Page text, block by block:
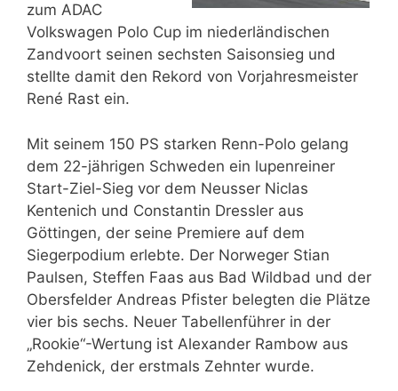
zum ADAC
Volkswagen Polo Cup im niederländischen
Zandvoort seinen sechsten Saisonsieg und
stellte damit den Rekord von Vorjahresmeister
René Rast ein.
Mit seinem 150 PS starken Renn-Polo gelang
dem 22-jährigen Schweden ein lupenreiner
Start-Ziel-Sieg vor dem Neusser Niclas
Kentenich und Constantin Dressler aus
Göttingen, der seine Premiere auf dem
Siegerpodium erlebte. Der Norweger Stian
Paulsen, Steffen Faas aus Bad Wildbad und der
Obersfelder Andreas Pfister belegten die Plätze
vier bis sechs. Neuer Tabellenführer in der
„Rookie“-Wertung ist Alexander Rambow aus
Zehdenick, der erstmals Zehnter wurde.